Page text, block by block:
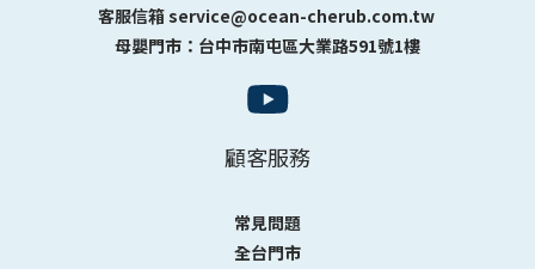
客服信箱 service@ocean-cherub.com.tw
母嬰門市：台中市南屯區大業路591號1樓
顧客服務
常見問題
全台門市